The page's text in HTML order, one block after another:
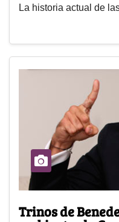
La historia actual de
Trinos de